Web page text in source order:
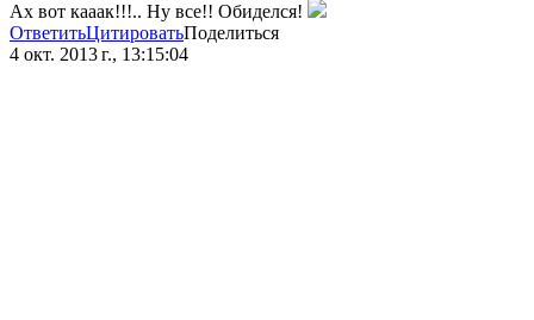
Ах вот кааак!!!.. Ну все!! Обиделся!
ОтветитьЦитироватьПоделиться
4 окт. 2013 г., 13:15:04